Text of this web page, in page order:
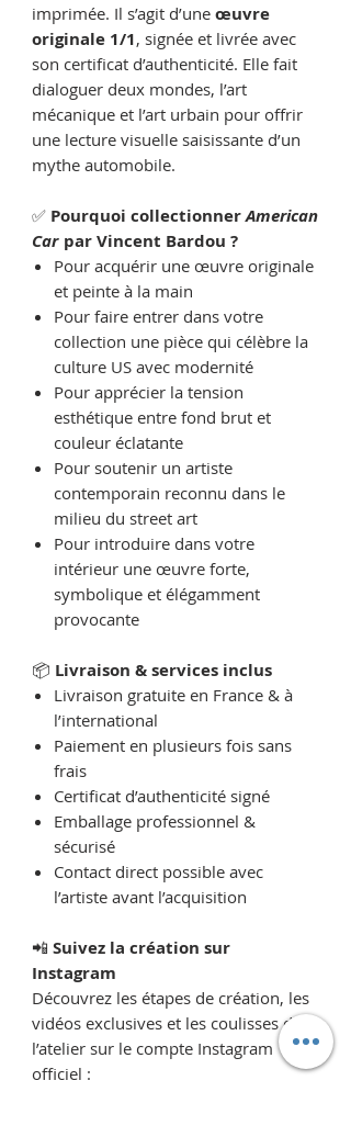
imprimée. Il s’agit d’une œuvre
originale 1/1, signée et livrée avec
son certificat d’authenticité. Elle fait
dialoguer deux mondes, l’art
mécanique et l’art urbain pour offrir
une lecture visuelle saisissante d’un
mythe automobile.
✅ Pourquoi collectionnerAmerican
Car par Vincent Bardou ?
Pour acquérir une œuvre originale
et peinte à la main
Pour faire entrer dans votre
collection une pièce qui célèbre la
culture US avec modernité
Pour apprécier la tension
esthétique entre fond brut et
couleur éclatante
Pour soutenir un artiste
contemporain reconnu dans le
milieu du street art
Pour introduire dans votre
intérieur une œuvre forte,
symbolique et élégamment
provocante
📦 Livraison & services inclus
Livraison gratuite en France & à
l’international
Paiement en plusieurs fois sans
frais
Certificat d’authenticité signé
Emballage professionnel &
sécurisé
Contact direct possible avec
l’artiste avant l’acquisition
📲 Suivez la création sur
Instagram
Découvrez les étapes de création, les
vidéos exclusives et les coulisses de
l’atelier sur le compte Instagram
officiel :